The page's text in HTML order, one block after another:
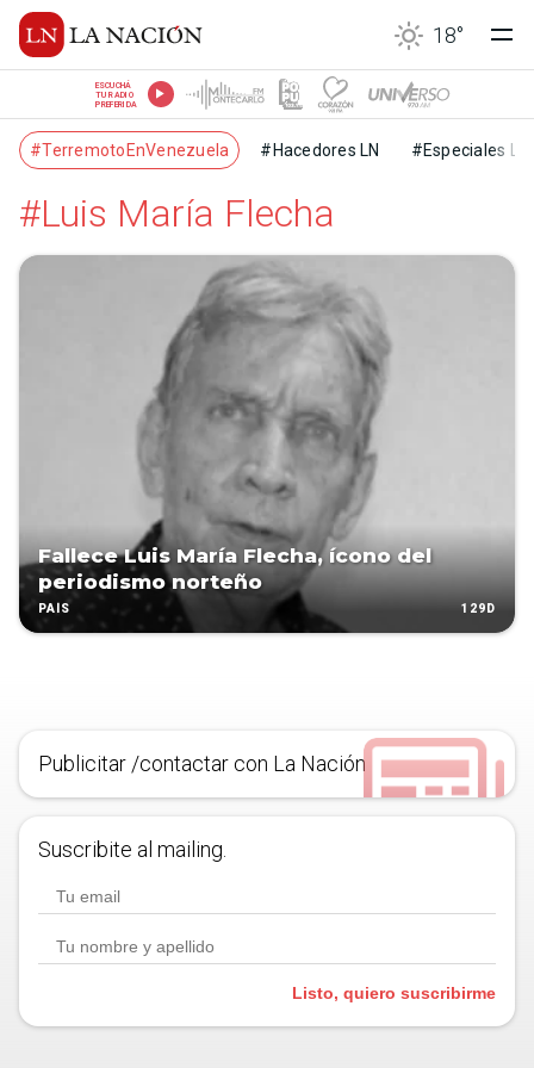
18°
ESCUCHÁ
TU RADIO
PREFERIDA
#TerremotoEnVenezuela #Hacedores LN #Especiales LN
#Luis María Flecha
Fallece Luis María Flecha, ícono del
periodismo norteño
PAÍS 129D
Publicitar /contactar con La Nación
Suscribite al mailing.
Listo, quiero suscribirme